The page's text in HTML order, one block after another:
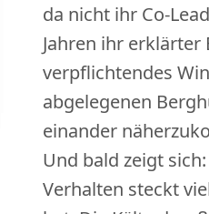
da nicht ihr Co-
Jahren ihr erklärter
verpflichtendes
abgelegenen
einander
Und bald zeigt
Verhalten steckt